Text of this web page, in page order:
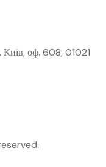
Київ, оф. 608, 01021